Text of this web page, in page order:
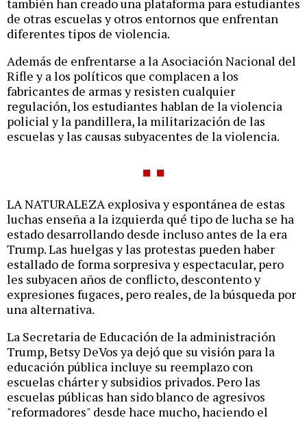
también han creado una plataforma para estudiantes
de otras escuelas y otros entornos que enfrentan
diferentes tipos de violencia.
Además de enfrentarse a la Asociación Nacional del
Rifle y a los políticos que complacen a los
fabricantes de armas y resisten cualquier
regulación, los estudiantes hablan de la violencia
policial y la pandillera, la militarización de las
escuelas y las causas subyacentes de la violencia.
LA NATURALEZA explosiva y espontánea de estas
luchas enseña a la izquierda qué tipo de lucha se ha
estado desarrollando desde incluso antes de la era
Trump. Las huelgas y las protestas pueden haber
estallado de forma sorpresiva y espectacular, pero
les subyacen años de conflicto, descontento y
expresiones fugaces, pero reales, de la búsqueda por
una alternativa.
La Secretaria de Educación de la administración
Trump, Betsy DeVos ya dejó que su visión para la
educación pública incluye su reemplazo con
escuelas chárter y subsidios privados. Pero las
escuelas públicas han sido blanco de agresivos
"reformadores" desde hace mucho, haciendo el